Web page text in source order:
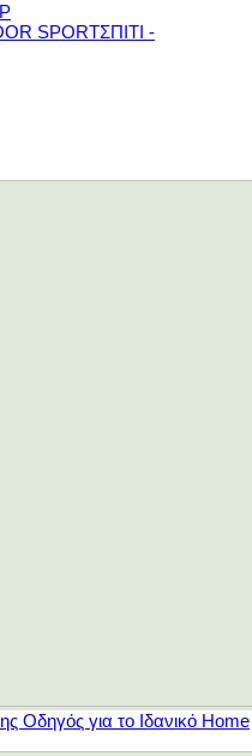
SPORTΣΠΙΤΙ -
Οδηγός για το Ιδανικό Home